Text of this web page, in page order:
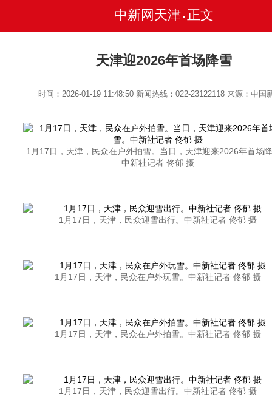
中新网天津 • 正文
天津迎2026年首场降雪
时间：2026-01-19 11:48:50 新闻热线：022-23122118来源：中国
1月17日，天津，民众在户外拍雪。当日，天津迎来2026年首场
中新社记者 佟郁 摄
1月17日，天津，民众迎雪出行。中新社记者 佟郁 摄
1月17日，天津，民众在户外玩雪。中新社记者 佟郁 摄
1月17日，天津，民众在户外拍雪。中新社记者 佟郁 摄
1月17日，天津，民众迎雪出行。中新社记者 佟郁 摄